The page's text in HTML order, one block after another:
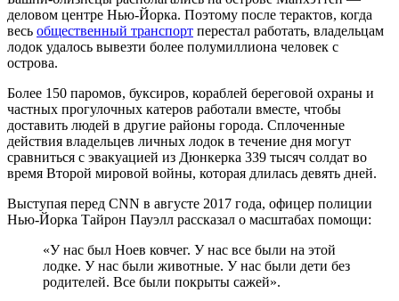
деловом центре Нью-Йорка. Поэтому после терактов, когда
весь общественный транспорт перестал работать, владельцам
лодок удалось вывезти более полумиллиона человек с
острова.
Более 150 паромов, буксиров, кораблей береговой охраны и
частных прогулочных катеров работали вместе, чтобы
доставить людей в другие районы города. Сплоченные
действия владельцев личных лодок в течение дня могут
сравниться с эвакуацией из Дюнкерка 339 тысяч солдат во
время Второй мировой войны, которая длилась девять дней.
Выступая перед CNN в августе 2017 года, офицер полиции
Нью-Йорка Тайрон Пауэлл рассказал о масштабах помощи:
«У нас был Ноев ковчег. У нас все были на этой
лодке. У нас были животные. У нас были дети без
родителей. Все были покрыты сажей».